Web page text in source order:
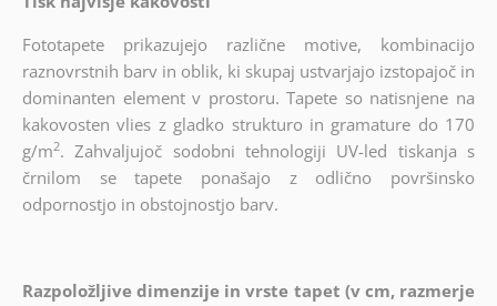
Fototapete prikazujejo različne motive, kombinacijo
raznovrstnih barv in oblik, ki skupaj ustvarjajo izstopajoč in
dominanten element v prostoru. Tapete so natisnjene na
kakovosten vlies z gladko strukturo in gramature do 170
g/m2. Zahvaljujoč sodobni tehnologiji UV-led tiskanja s
črnilom se tapete ponašajo z odlično površinsko
odpornostjo in obstojnostjo barv.
Razpoložljive dimenzije in vrste tapet (v cm, razmerje